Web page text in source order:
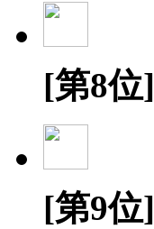
[第8位]
[第9位]